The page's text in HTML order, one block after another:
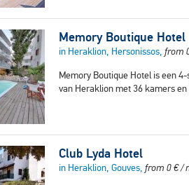
Memory Boutique Hotel
in Heraklion, Hersonissos, from
Memory Boutique Hotel is een
van Heraklion met 36 kamers en
Club Lyda Hotel
in Heraklion, Gouves, from 0€/